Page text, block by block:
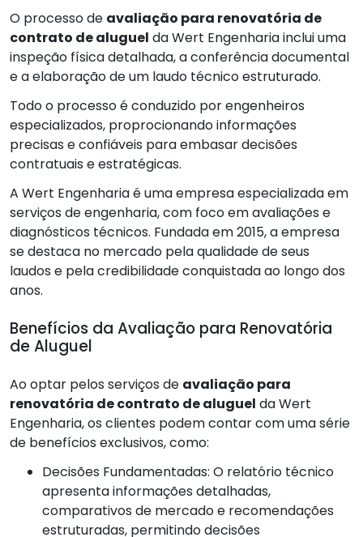
O processo de avaliação para renovatória de
contrato de aluguel da Wert Engenharia inclui uma
inspeção física detalhada, a conferência documental
e a elaboração de um laudo técnico estruturado.
Todo o processo é conduzido por engenheiros
especializados, proprocionando informações
precisas e confiáveis para embasar decisões
contratuais e estratégicas.
A Wert Engenharia é uma empresa especializada em
serviços de engenharia, com foco em avaliações e
diagnósticos técnicos. Fundada em 2015, a empresa
se destaca no mercado pela qualidade de seus
laudos e pela credibilidade conquistada ao longo dos
anos.
Benefícios da Avaliação para Renovatória
de Aluguel
Ao optar pelos serviços de avaliação para
renovatória de contrato de aluguel da Wert
Engenharia, os clientes podem contar com uma série
de benefícios exclusivos, como:
Decisões Fundamentadas: O relatório técnico
apresenta informações detalhadas,
comparativos de mercado e recomendações
estruturadas, permitindo decisões